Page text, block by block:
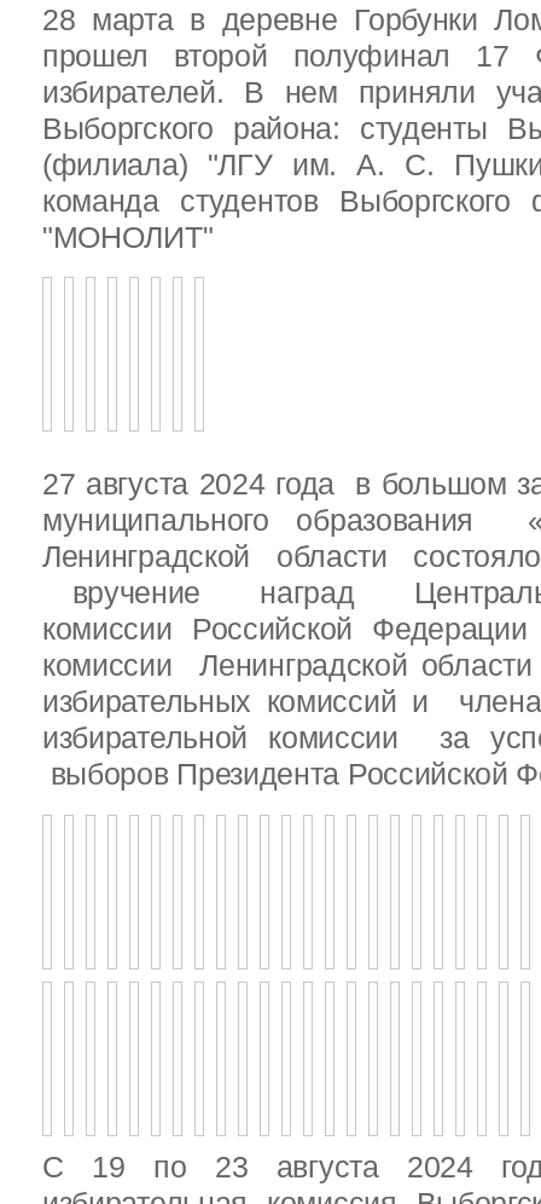
28 марта в деревне Горбунки
прошел второй полуфинал 17
избирателей. В нем приняли
Выборгского района: студенты
(филиала) "ЛГУ им. А. С.
команда студентов
"МОНОЛИТ"
27 августа 2024 года в большом
муниципального образования
Ленинградской области
вручение наград
комиссии Российской
комиссии Ленинградской
избирательных комиссий и
избирательной комиссии за
выборов Президента Российской
С 19 по 23 августа 2024